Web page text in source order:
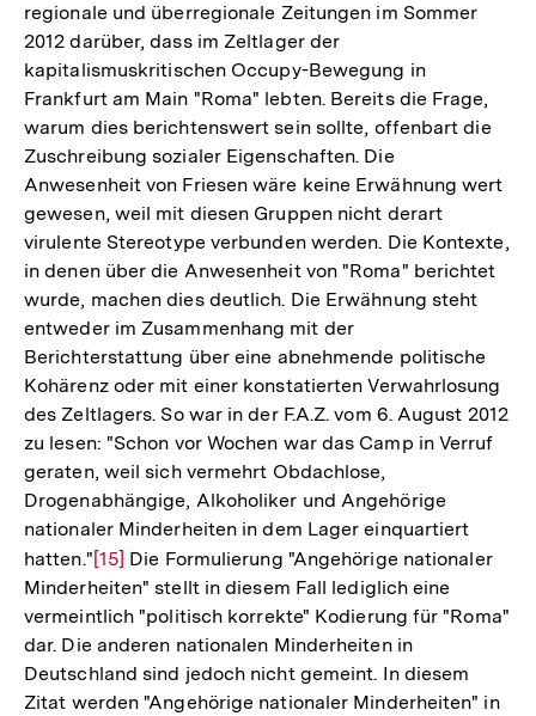
regionale und überregionale Zeitungen im Sommer
2012 darüber, dass im Zeltlager der
kapitalismuskritischen Occupy-Bewegung in
Frankfurt am Main "Roma" lebten. Bereits die Frage,
warum dies berichtenswert sein sollte, offenbart die
Zuschreibung sozialer Eigenschaften. Die
Anwesenheit von Friesen wäre keine Erwähnung wert
gewesen, weil mit diesen Gruppen nicht derart
virulente Stereotype verbunden werden. Die Kontexte,
in denen über die Anwesenheit von "Roma" berichtet
wurde, machen dies deutlich. Die Erwähnung steht
entweder im Zusammenhang mit der
Berichterstattung über eine abnehmende politische
Kohärenz oder mit einer konstatierten Verwahrlosung
des Zeltlagers. So war in der F.A.Z. vom 6. August 2012
zu lesen: "Schon vor Wochen war das Camp in Verruf
geraten, weil sich vermehrt Obdachlose,
Drogenabhängige, Alkoholiker und Angehörige
nationaler Minderheiten in dem Lager einquartiert
hatten." Zur
Auflösung
der
Fußnote
[15] Die Formulierung "Angehörige nationaler
Minderheiten" stellt in diesem Fall lediglich eine
vermeintlich "politisch korrekte" Kodierung für "Roma"
dar. Die anderen nationalen Minderheiten in
Deutschland sind jedoch nicht gemeint. In diesem
Zitat werden "Angehörige nationaler Minderheiten" in